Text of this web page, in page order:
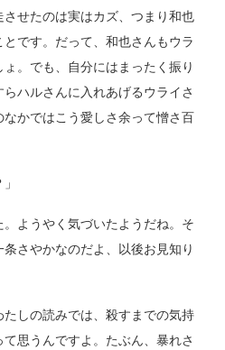
せたのは実はカズ、つまり和也
です。だって、和也さんもウラ
。でも、自分にはまったく振り
ハルさんに入れあげるウライさ
かではこう愛しさ余って憎さ百
ようやく気づいたようだね。そ
さやかなのだよ、以後お見知り
しの読みでは、殺すまでの気持
思うんですよ。たぶん、暴れさ